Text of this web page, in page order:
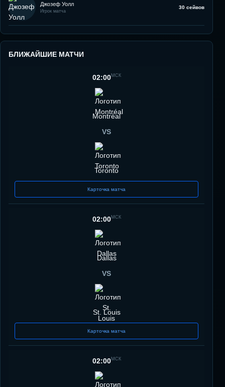
Джозеф Уолл
Игрок матча
30 сейвов
БЛИЖАЙШИЕ МАТЧИ
02:00МСК
Montréal
VS
Toronto
Карточка матча
02:00МСК
Dallas
VS
St. Louis
Карточка матча
02:00МСК